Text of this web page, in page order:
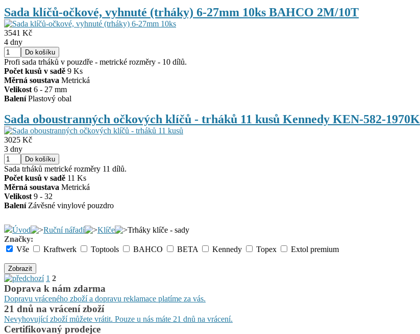
Sada klíčů-očkové, vyhnuté (trháky) 6-27mm 10ks BAHCO 2M/10T
3541 Kč
4 dny
Profi sada trháků v pouzdře - metrické rozměry - 10 dílů.
Počet kusů v sadě 9 Ks
Měrná soustava Metrická
Velikost 6 - 27 mm
BaleníPlastový obal
Sada oboustranných očkových klíčů - trháků 11 kusů Kennedy KEN-582-1970K
3025 Kč
3 dny
Sada trháků metrické rozměry 11 dílů.
Počet kusů v sadě 11 Ks
Měrná soustava Metrická
Velikost 9 - 32
BaleníZávěsné vinylové pouzdro
Úvod Ruční nářadí Klíče
Trháky klíče - sady
Značky:
Vše
Kraftwerk Toptools BAHCO BETA Kennedy Topex Extol premium
Zobrazit
1 2
Doprava k nám zdarma
Dopravu vráceného zboží a dopravu reklamace platíme za vás.
21 dnů na vrácení zboží
Nevyhovující zboží můžete vrátit. Pouze u nás máte 21 dnů na vrácení.
Certifikovaný prodejce